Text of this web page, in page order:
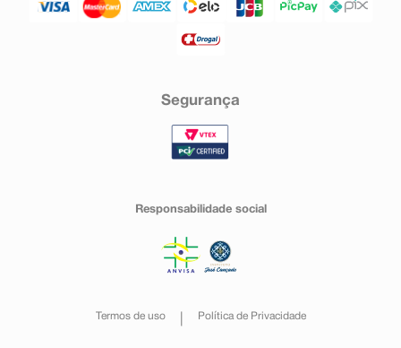
Segurança
Responsabilidade social
Termos de uso Política de Privacidade